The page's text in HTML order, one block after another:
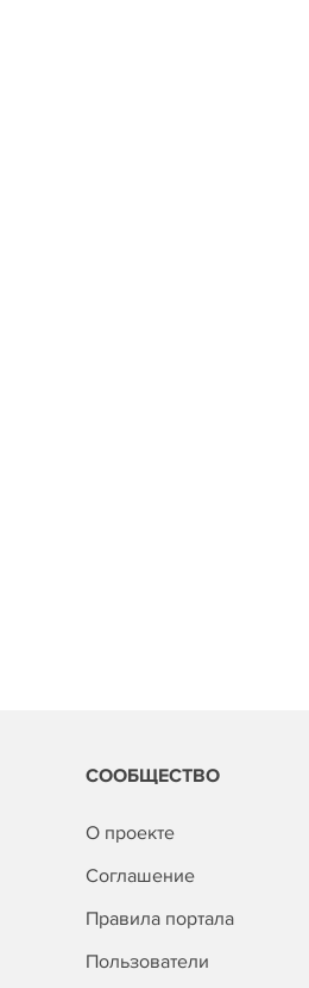
СООБЩЕСТВО
О проекте
Соглашение
Правила портала
Пользователи